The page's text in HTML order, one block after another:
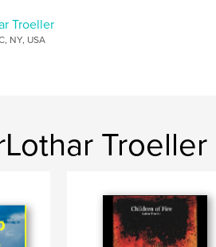
Troeller
NY, USA
Troeller